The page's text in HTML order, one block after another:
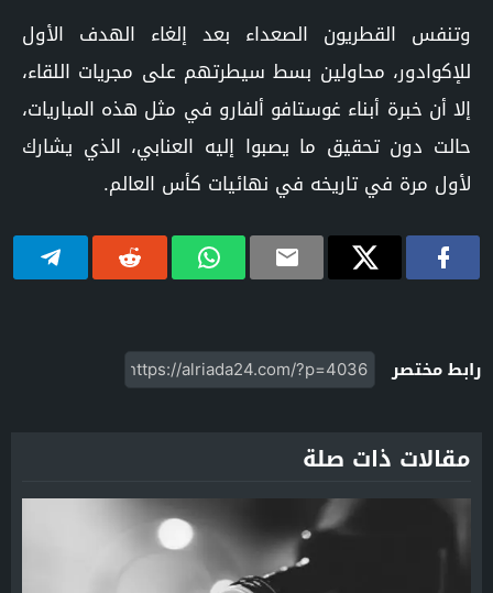
وتنفس القطريون الصعداء بعد إلغاء الهدف الأول
للإكوادور، محاولين بسط سيطرتهم على مجريات اللقاء،
إلا أن خبرة أبناء غوستافو ألفارو في مثل هذه المباريات،
حالت دون تحقيق ما يصبوا إليه العنابي، الذي يشارك
لأول مرة في تاريخه في نهائيات كأس العالم.
رابط مختصر
مقالات ذات صلة